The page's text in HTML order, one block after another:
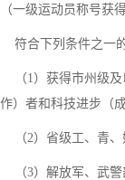
（一级运动员称号获
符合下列条件之一
（1）获得市州级及
作）者和科技进步（
（2）省级工、青、
（3）解放军、武警